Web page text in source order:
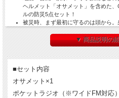
ヘルメット「オサメット」を含めた
ルの防災5点セット！
被災時、まず最初に守るのは頭から
や普段の災害意識につながります。
オサメットは、労働安全衛生法規格
た、折り畳み可能な防災用ヘルメット
A4サイズかつ45mm幅まで折り畳め
れます。
※箱サイズ：297×210×90mm
▼ 商品説明の
■セット内容
オサメット×1
ポケットラジオ（※ワイドFM対応